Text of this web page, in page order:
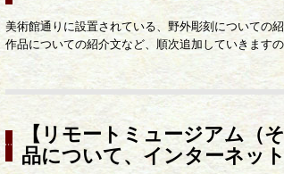
美術館通りに設置されている、野外彫刻についての
作品についての紹介文など、順次追加していきます
【リモートミュージアム（
品について、インターネッ